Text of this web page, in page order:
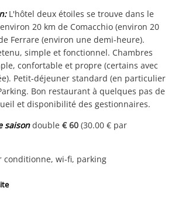
L'hôtel deux étoiles se trouve dans le
20 km de Comacchio (environ 20
Ferrare (environ une demi-heure).
simple et fonctionnel. Chambres
confortable et propre (certains avec
Petit-déjeuner standard (en particulier
Bon restaurant à quelques pas de
et disponibilité des gestionnaires.
saisondouble€ 60 (30.00 € par
wi-fi, parking